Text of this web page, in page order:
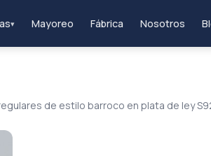
▾ Mayoreo Fábrica Nosotros
de estilo barroco en plata de ley